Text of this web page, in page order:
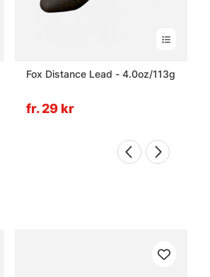
Fox Distance Lead - 4.0oz/113g
fr. 29 kr